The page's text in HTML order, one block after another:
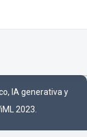
IA generativa y
2023.